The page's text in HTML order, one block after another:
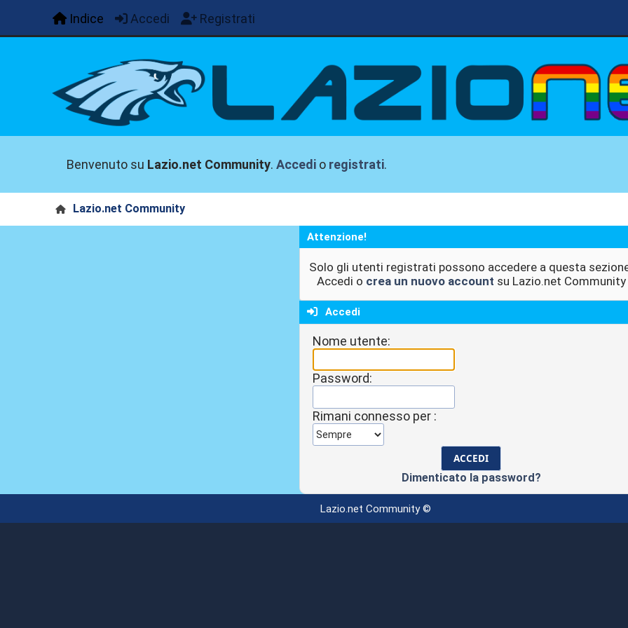
Indice Accedi Registrati
Benvenuto su Lazio.net Community.Accedi o registrati.
Lazio.net Community
Attenzione!
Solo gli utenti registrati possono accedere a questa
Accedi o crea un nuovo account su Lazio.net Community
Accedi
Nome utente:
Password:
Rimani connesso per :
Dimenticato la password?
Lazio.net Community ©